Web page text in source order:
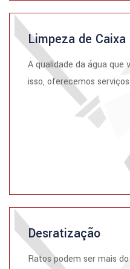
Limpeza de Caixa
A qualidade da água que
isso, oferecemos serviços
Desratização
Ratos podem ser mais